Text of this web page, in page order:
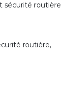
sécurité
routière,